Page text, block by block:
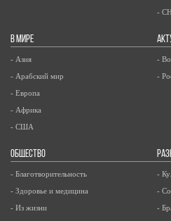
-
В МИРЕ
- Азия
- Арабский мир
- Европа
- Африка
- США
-
-
ОБЩЕСТВО
- Благотворительность
- Здоровье и медицина
- Из жизни
-
-
-